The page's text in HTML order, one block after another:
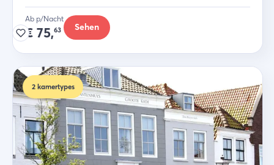
Ab p/Nacht
€ 75,63 Sehen
2 kamertypes